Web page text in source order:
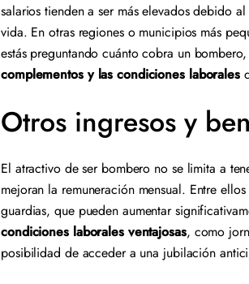
salarios tienden a ser más elevados debido
vida. En otras regiones o municipios más
estás preguntando cuánto cobra un bombero,
complementos y las condiciones laborales
Otros ingresos y
El atractivo de ser bombero no se limita a
mejoran la remuneración mensual. Entre
guardias, que pueden aumentar
condiciones laborales ventajosas, como
posibilidad de acceder a una jubilación